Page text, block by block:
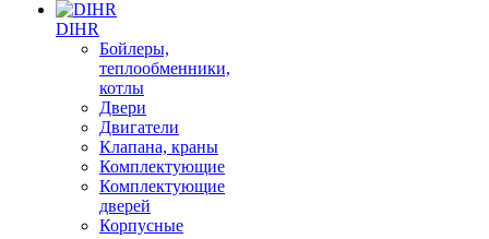
DIHR
Бойлеры,
теплообменники,
котлы
Двери
Двигатели
Клапана, краны
Комплектующие
Комплектующие
дверей
Корпусные